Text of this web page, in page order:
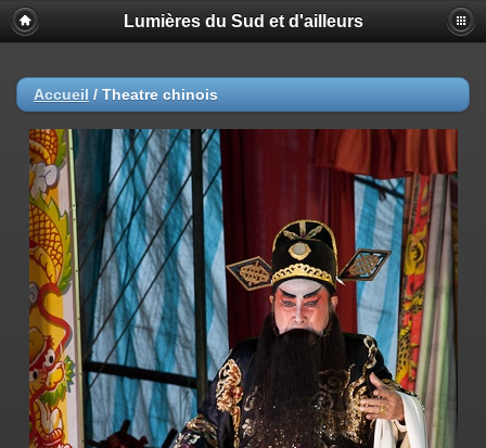
Lumières du Sud et d'ailleurs
Accueil / Theatre chinois